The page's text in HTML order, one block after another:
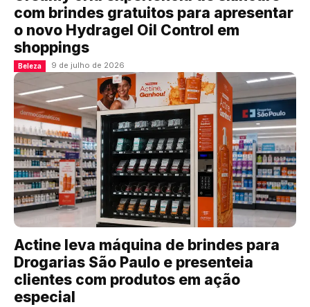
com brindes gratuitos para apresentar
o novo Hydragel Oil Control em
shoppings
Beleza 9 de julho de 2026
Actine leva máquina de brindes para
Drogarias São Paulo e presenteia
clientes com produtos em ação
especial